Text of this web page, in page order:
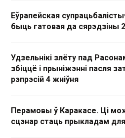
Еўрапейская
быць гатовая да сярэдзіны
Удзельнікі злёту пад
збіццё і прыніжэнні пасля
рэпрэсій 4 жніўня
Перамовы ў Каракасе. Ці
сцэнар стаць прыкладам для